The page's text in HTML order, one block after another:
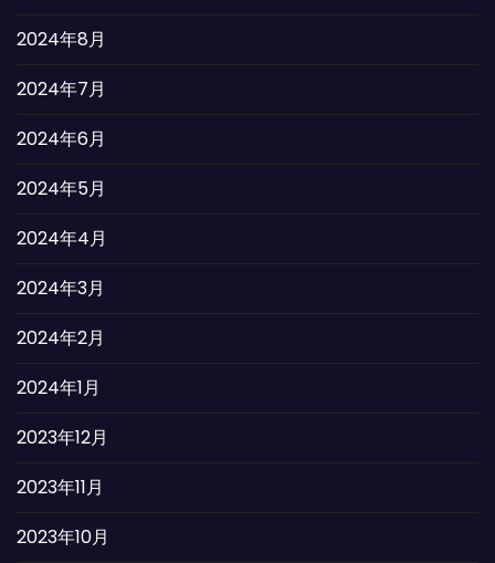
2024年8月
2024年7月
2024年6月
2024年5月
2024年4月
2024年3月
2024年2月
2024年1月
2023年12月
2023年11月
2023年10月